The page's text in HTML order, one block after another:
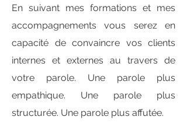
En suivant mes formations et mes
accompagnements vous serez en
capacité de convaincre vos clients
internes et externes au travers de
votre parole. Une parole plus
empathique. Une parole plus
structurée. Une parole plus affutée. ​